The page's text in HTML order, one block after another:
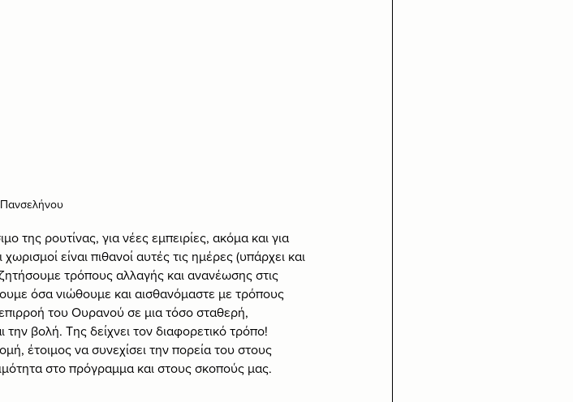
της ρουτίνας, για νέες εμπειρίες, ακόμα και για
είναι πιθανοί αυτές τις ημέρες (υπάρχει και
τρόπους αλλαγής και ανανέωσης στις
όσα νιώθουμε και αισθανόμαστε με τρόπους
του Ουρανού σε μια τόσο σταθερή,
βολή. Της δείχνει τον διαφορετικό τρόπο!
έτοιμος να συνεχίσει την πορεία του στους
στο πρόγραμμα και στους σκοπούς μας.